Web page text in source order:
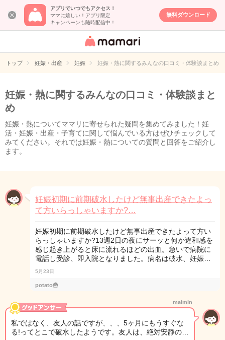
アプリでいつでもアクセス！
ママに嬉しい！アプリ限定
キャンペーンも随時配信中！
無料ダウンロード
女性専用匿名QA
イト
トップ 妊娠・出産 妊娠 妊娠・熱に関するみんなの口コミ・体験談まとめ
妊娠・熱に関するみんなの口コミ・体験談まと
め
妊娠・熱についてママリに寄せられた疑問を集めてみました！妊
活・妊娠・出産・子育てに関して悩んでいる方はぜひチェックして
みてください。それでは妊娠・熱についての質問と回答をご紹介し
ます。
妊娠初期に前期破水したけど無事出産できたよっ
て方いらっしゃいますか?…
妊娠初期に前期破水したけど無事出産できたよって方い
らっしゃいますか?13週2日の夜にサーッと何か違和感を
感じ起き上がると床に流れるほどの出血。急いで病院に
電話し受診、即入院となりました。病名は破水、妊娠…
5月23日
potato🍟
maimin
私ではなく、友人の話ですが、、、5ヶ月にもうすぐな
る!ってとこで破水したようです。友人は、絶対安静の…